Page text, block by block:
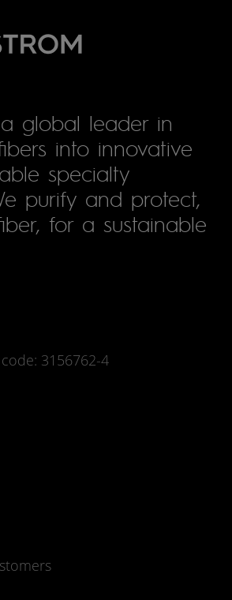
global leader in
into innovative
specialty
purify and protect,
for a sustainable
3156762-4